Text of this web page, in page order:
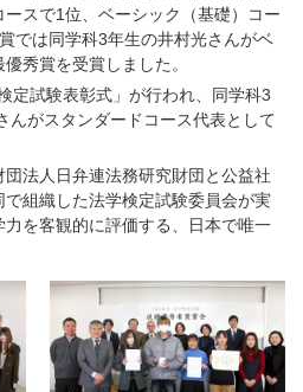
スで1位、ベーシック（基礎）コー
では同学科3年生の井村光さんがベ
秀賞を受賞しました。
定試験表彰式」が行われ、同学科3
んがスタンダードコース代表として
団法人日弁連法務研究財団と公益社
組織した法学検定試験委員会が実
を客観的に評価する、日本で唯一